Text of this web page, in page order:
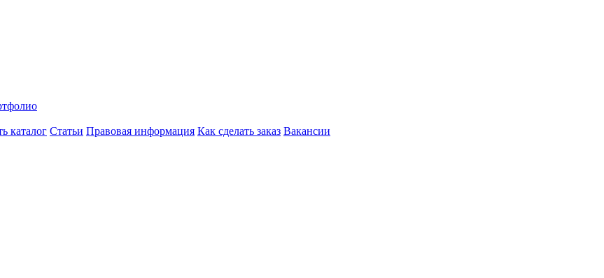
каталог Статьи Правовая информация Как сделать заказ Вакансии